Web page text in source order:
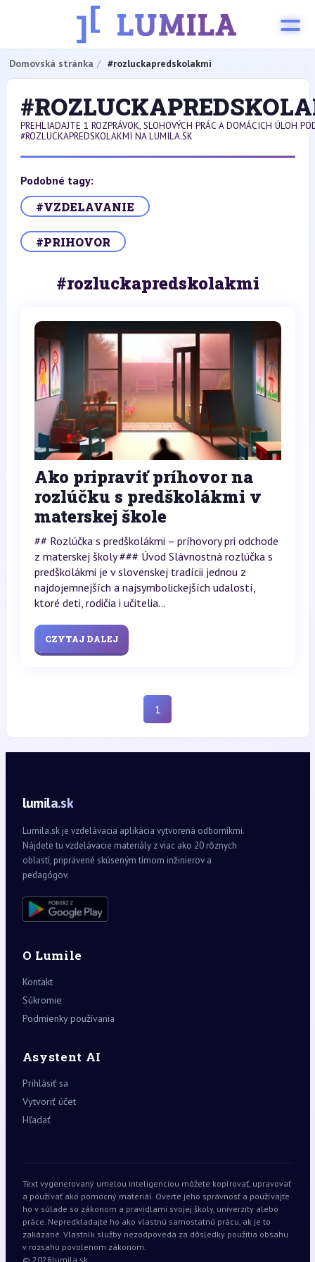
Domovská stránka #rozluckapredskolakmi
PREHLIADAJTE 1 ROZPRÁVOK, SLOHOVÝCH PRÁC A DOMÁCICH ÚLOH
#ROZLUCKAPREDSKOLAKMI NA LUMILA.SK
Podobné tagy:
#VZDELAVANIE
#PRIHOVOR
#rozluckapredskolakmi
Ako pripraviť príhovor na
rozlúčku s predškolákmi v
materskej škole
## Rozlúčka s predškolákmi – príhovory pri odchode
z materskej školy ### Úvod Slávnostná rozlúčka s
predškolákmi je v slovenskej tradícii jednou z
najdojemnejších a najsymbolickejších udalostí,
ktoré deti, rodičia i učitelia...
CZYTAJ DALEJ
1
lumila.sk
Lumila.sk je vzdelávacia aplikácia vytvorená odborníkmi.
Nájdete tu vzdelávacie materiály z viac ako 20 rôznych
oblastí, pripravené skúseným tímom inžinierov a
pedagógov.
O Lumile
Kontakt
Súkromie
Podmienky používania
Asystent AI
Prihlásiť sa
Vytvoriť účet
Hľadať
Text vygenerovaný umelou inteligenciou môžete kopírovať, upravovať
a používať ako pomocný materiál. Overte jeho správnosť a používajte
ho v súlade so zákonom a pravidlami svojej školy, univerzity alebo
práce. Nepredkladajte ho ako vlastnú samostatnú prácu, ak je to
zakázané. Vlastník služby nezodpovedá za dôsledky použitia obsahu
v rozsahu povolenom zákonom.
© 2026lumila.sk